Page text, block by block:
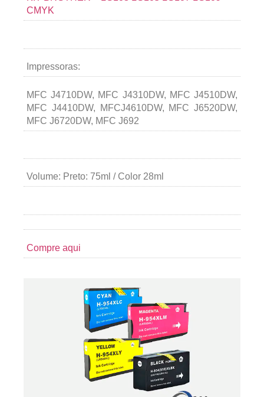
CMYK
Impressoras:
MFC J4710DW, MFC J4310DW, MFC J4510DW,
MFC J4410DW, MFCJ4610DW, MFC J6520DW,
MFC J6720DW, MFC J692
Volume: Preto: 75ml / Color 28ml
Compre aqui